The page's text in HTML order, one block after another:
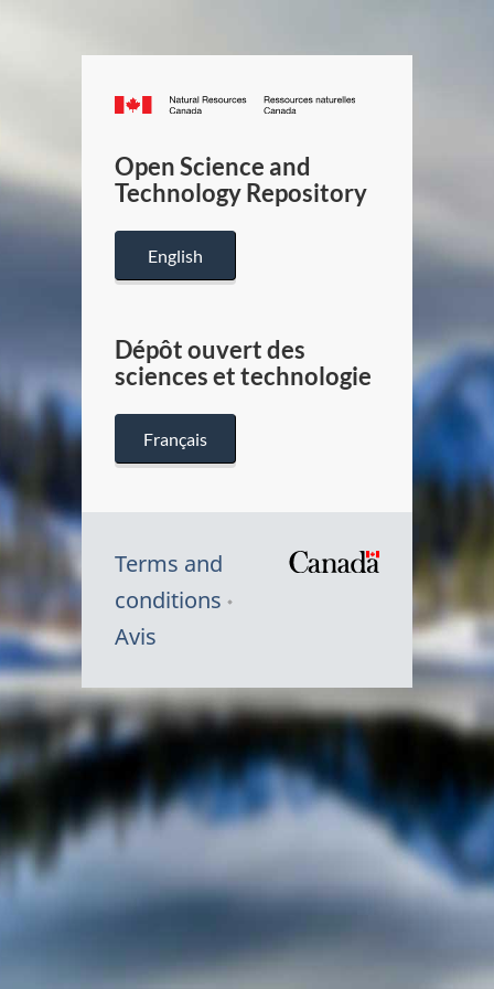
Canada.ca
/
Canada
Open Science and
Technology Repository
English
Dépôt ouvert des
sciences et technologie
Français
Terms and
conditions
Avis
Symbole
du
Canada